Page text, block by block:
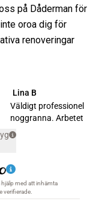
på Dåderman för
oroa dig för
renoveringar